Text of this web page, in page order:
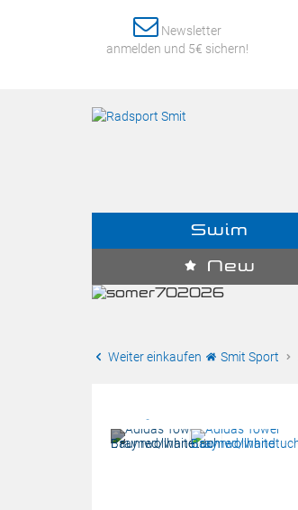
Newsletter
anmelden und 5€ sichern!
Swim
New
Weiter einkaufen Smit Sport